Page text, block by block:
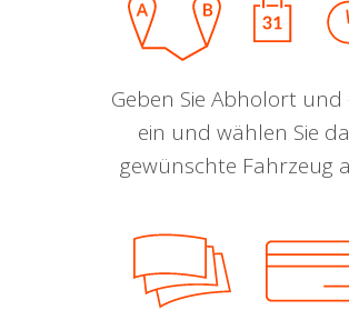
Geben Sie Abholort und
ein und wählen Sie
gewünschte Fahrzeug